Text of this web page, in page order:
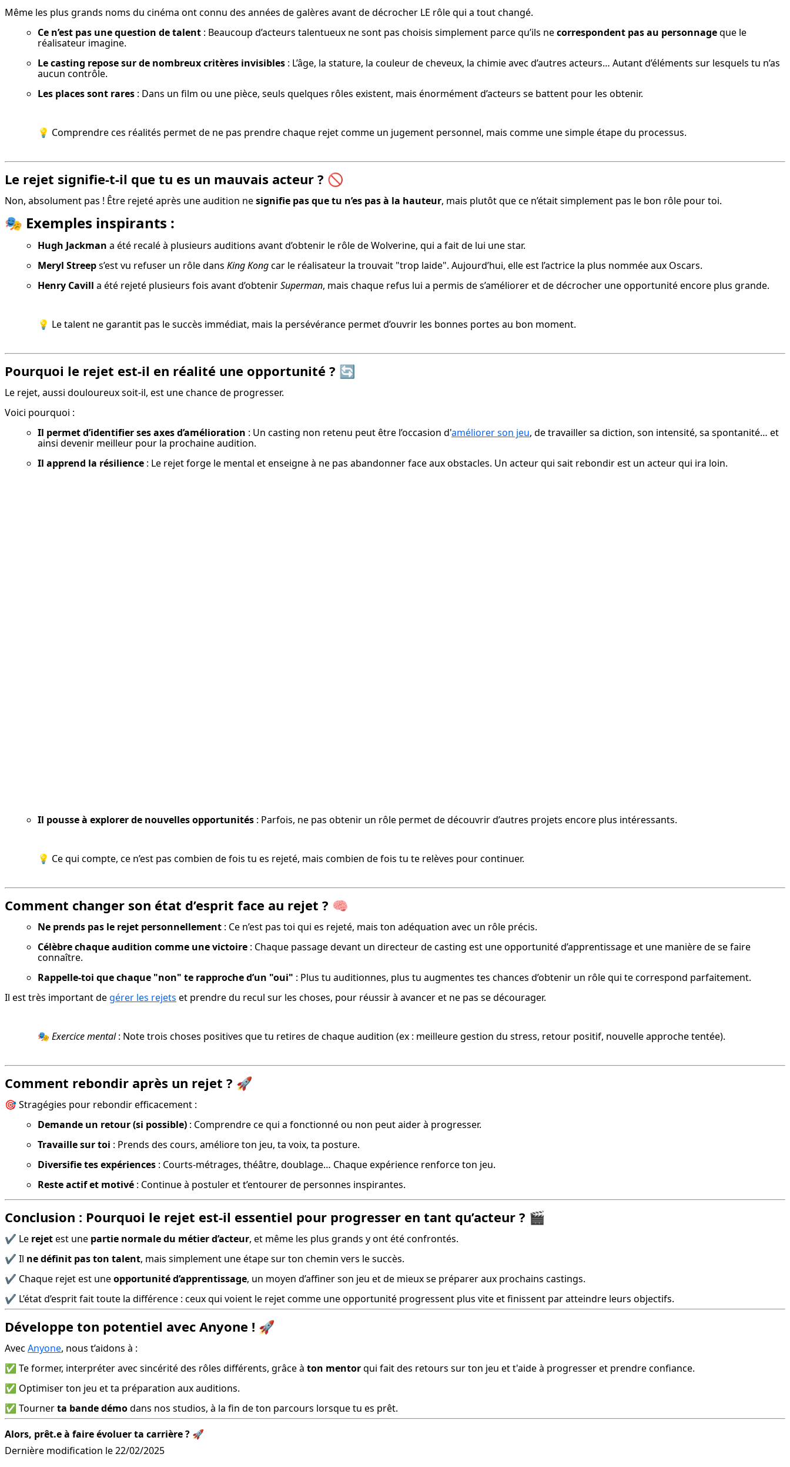
Même les plus grands noms du cinéma ont connu des années de galères avant de décrocher LE rôle qui a tout changé.
Ce n’est pas une question de talent : Beaucoup d’acteurs talentueux ne sont pas choisis simplement parce qu’ils ne correspondent pas au personnage que le
réalisateur imagine.
Le casting repose sur de nombreux critères invisibles : L’âge, la stature, la couleur de cheveux, la chimie avec d’autres acteurs… Autant d’éléments sur lesquels tu n’as
aucun contrôle.
Les places sont rares : Dans un film ou une pièce, seuls quelques rôles existent, mais énormément d’acteurs se battent pour les obtenir.
💡 Comprendre ces réalités permet de ne pas prendre chaque rejet comme un jugement personnel, mais comme une simple étape du processus.
Le rejet signifie-t-il que tu es un mauvais acteur ? 🚫
Non, absolument pas ! Être rejeté après une audition ne signifie pas que tu n’es pas à la hauteur, mais plutôt que ce n’était simplement pas le bon rôle pour toi.
🎭 Exemples inspirants :
Hugh Jackman a été recalé à plusieurs auditions avant d’obtenir le rôle de Wolverine, qui a fait de lui une star.
Meryl Streep s’est vu refuser un rôle dans King Kong car le réalisateur la trouvait "trop laide". Aujourd’hui, elle est l’actrice la plus nommée aux Oscars.
Henry Cavill a été rejeté plusieurs fois avant d’obtenir Superman, mais chaque refus lui a permis de s’améliorer et de décrocher une opportunité encore plus grande.
💡 Le talent ne garantit pas le succès immédiat, mais la persévérance permet d’ouvrir les bonnes portes au bon moment.
Pourquoi le rejet est-il en réalité une opportunité ? 🔄
Le rejet, aussi douloureux soit-il, est une chance de progresser.
Voici pourquoi :
Il permet d’identifier ses axes d’amélioration : Un casting non retenu peut être l’occasion d'améliorer son jeu, de travailler sa diction, son intensité, sa spontanité… et
ainsi devenir meilleur pour la prochaine audition.
Il apprend la résilience : Le rejet forge le mental et enseigne à ne pas abandonner face aux obstacles. Un acteur qui sait rebondir est un acteur qui ira loin.
Il pousse à explorer de nouvelles opportunités : Parfois, ne pas obtenir un rôle permet de découvrir d’autres projets encore plus intéressants.
💡 Ce qui compte, ce n’est pas combien de fois tu es rejeté, mais combien de fois tu te relèves pour continuer.
Comment changer son état d’esprit face au rejet ? 🧠
Ne prends pas le rejet personnellement : Ce n’est pas toi qui es rejeté, mais ton adéquation avec un rôle précis.
Célèbre chaque audition comme une victoire : Chaque passage devant un directeur de casting est une opportunité d’apprentissage et une manière de se faire
connaître.
Rappelle-toi que chaque "non" te rapproche d’un "oui" : Plus tu auditionnes, plus tu augmentes tes chances d’obtenir un rôle qui te correspond parfaitement.
Il est très important de gérer les rejets et prendre du recul sur les choses, pour réussir à avancer et ne pas se décourager.
🎭 Exercice mental : Note trois choses positives que tu retires de chaque audition (ex : meilleure gestion du stress, retour positif, nouvelle approche tentée).
Comment rebondir après un rejet ? 🚀
🎯 Stragégies pour rebondir efficacement :
Demande un retour (si possible) : Comprendre ce qui a fonctionné ou non peut aider à progresser.
Travaille sur toi : Prends des cours, améliore ton jeu, ta voix, ta posture.
Diversifie tes expériences : Courts-métrages, théâtre, doublage… Chaque expérience renforce ton jeu.
Reste actif et motivé : Continue à postuler et t’entourer de personnes inspirantes.
Conclusion : Pourquoi le rejet est-il essentiel pour progresser en tant qu’acteur ? 🎬
✔️ Le rejet est une partie normale du métier d’acteur, et même les plus grands y ont été confrontés.
✔️ Il ne définit pas ton talent, mais simplement une étape sur ton chemin vers le succès.
✔️ Chaque rejet est une opportunité d’apprentissage, un moyen d’affiner son jeu et de mieux se préparer aux prochains castings.
✔️ L’état d’esprit fait toute la différence : ceux qui voient le rejet comme une opportunité progressent plus vite et finissent par atteindre leurs objectifs.
Développe ton potentiel avec Anyone ! 🚀
Avec Anyone, nous t’aidons à :
✅ Te former, interpréter avec sincérité des rôles différents, grâce à ton mentor qui fait des retours sur ton jeu et t'aide à progresser et prendre confiance.
✅ Optimiser ton jeu et ta préparation aux auditions.
✅ Tourner ta bande démo dans nos studios, à la fin de ton parcours lorsque tu es prêt.
Alors, prêt.e à faire évoluer ta carrière ? 🚀
Dernière modification le 22/02/2025